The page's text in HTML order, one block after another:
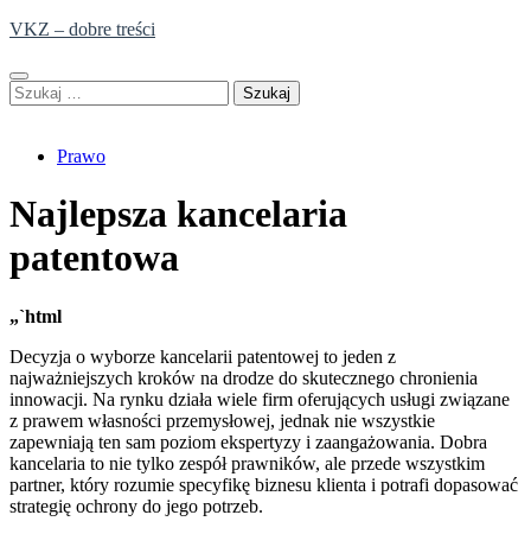
Skip
content
VKZ – dobre treści
Szukaj:
Prawo
Najlepsza kancelaria
patentowa
„`html
Decyzja o wyborze kancelarii patentowej to jeden z
najważniejszych kroków na drodze do skutecznego chronienia
innowacji. Na rynku działa wiele firm oferujących usługi związane
z prawem własności przemysłowej, jednak nie wszystkie
zapewniają ten sam poziom ekspertyzy i zaangażowania. Dobra
kancelaria to nie tylko zespół prawników, ale przede wszystkim
partner, który rozumie specyfikę biznesu klienta i potrafi dopasować
strategię ochrony do jego potrzeb.